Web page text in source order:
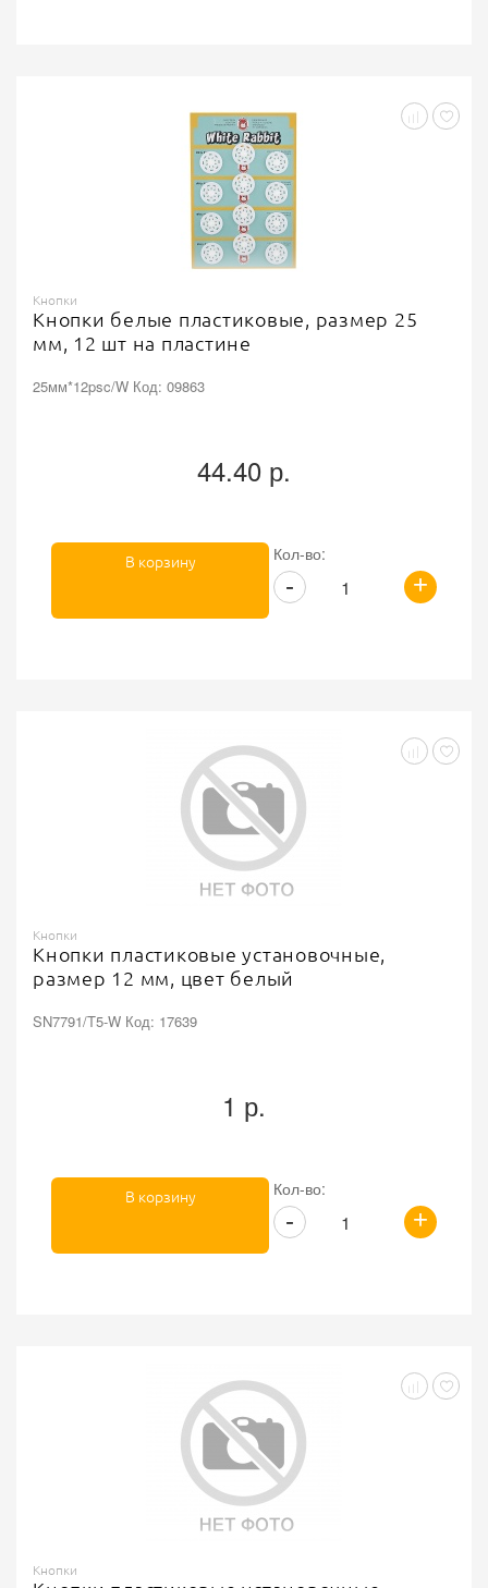
Кнопки
Кнопки белые пластиковые, размер 25
мм, 12 шт на пластине
25мм*12psc/W Код: 09863
44.40 р.
Кол-во:
+
-
В корзину
Кнопки
Кнопки пластиковые установочные,
размер 12 мм, цвет белый
SN7791/T5-W Код: 17639
1 р.
Кол-во:
+
-
В корзину
Кнопки